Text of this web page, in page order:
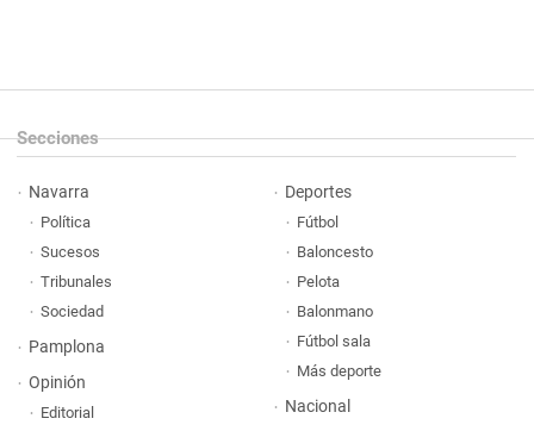
Secciones
Navarra
Política
Sucesos
Tribunales
Sociedad
Pamplona
Opinión
Editorial
Deportes
Fútbol
Baloncesto
Pelota
Balonmano
Fútbol sala
Más deporte
Nacional